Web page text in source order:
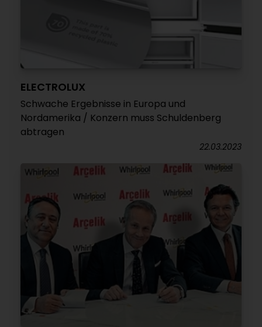
ELECTROLUX
Schwache Ergebnisse in Europa und
Nordamerika / Konzern muss Schuldenberg
abtragen
22.03.2023